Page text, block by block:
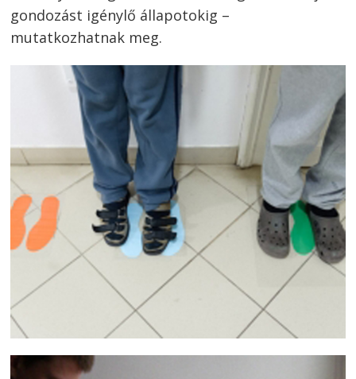
gondozást igénylő állapotokig –
mutatkozhatnak meg.